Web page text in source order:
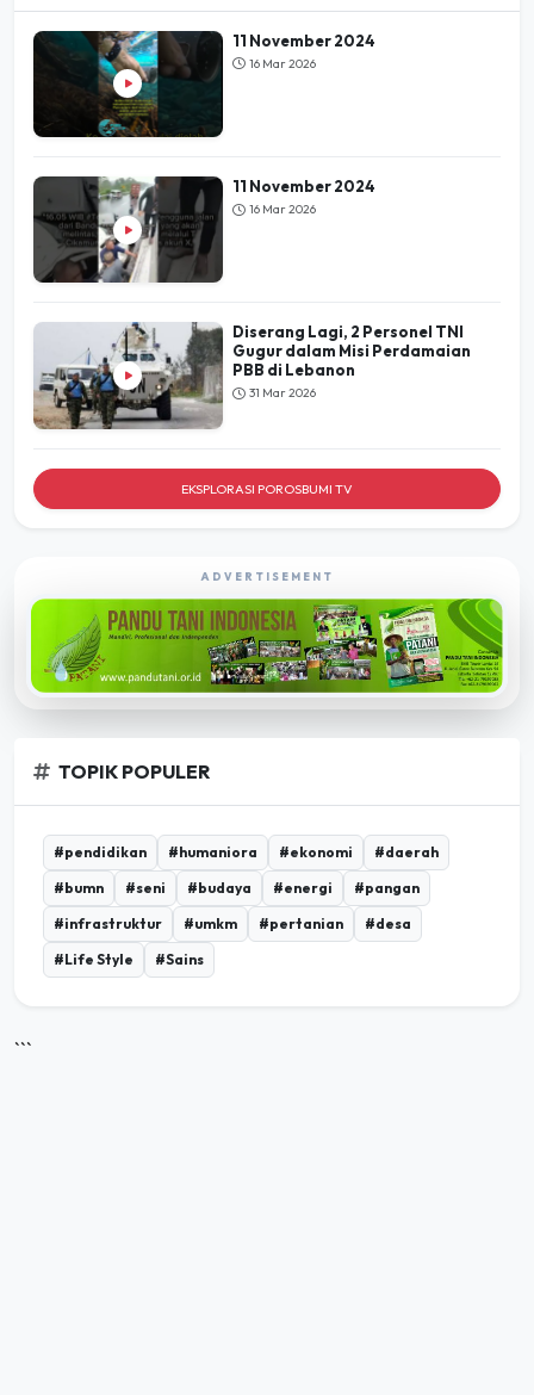
11 November 2024
16 Mar 2026
11 November 2024
16 Mar 2026
Diserang Lagi, 2 Personel TNI
Gugur dalam Misi Perdamaian
PBB di Lebanon
31 Mar 2026
EKSPLORASI POROSBUMI TV
ADVERTISEMENT
TOPIK POPULER
#pendidikan #humaniora #ekonomi
#daerah
#bumn
#seni #budaya #energi
#pangan
#infrastruktur
#umkm #pertanian
#desa
#Life Style
#Sains
```